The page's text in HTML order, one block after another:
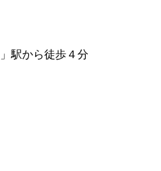
駅から徒歩４分